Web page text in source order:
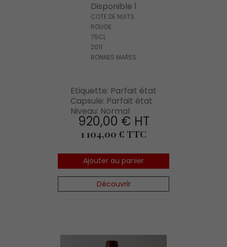
Disponible 1
COTE DE NUITS
ROUGE
75CL
2011
BONNES MARES
Etiquette: Parfait état
Capsule: Parfait état
Niveau: Normal
920,00 € HT
Prix
1 104,00 € TTC
Ajouter au panier
Découvrir